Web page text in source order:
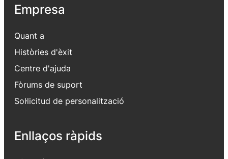
Empresa
Quant a
Històries d'èxit
Centre d'ajuda
Fòrums de suport
Sol·licitud de personalització
Enllaços ràpids